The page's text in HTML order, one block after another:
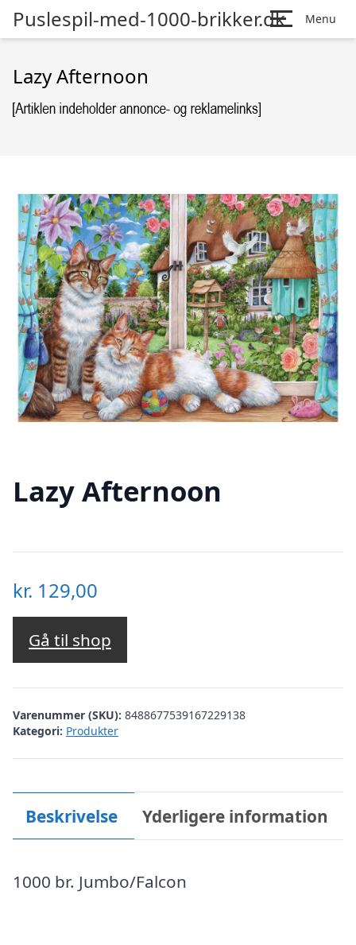
Puslespil-med-1000-brikker.dk Menu
Lazy Afternoon
Lazy Afternoon
kr. 129,00
Gå til shop
Varenummer (SKU): 8488677539167229138
Kategori: Produkter
Beskrivelse Yderligere information
1000 br. Jumbo/Falcon